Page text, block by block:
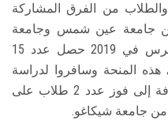
من الفرق المشاركة
بين جامعة عين شمس وجامعة
شيكاغو الأمريكية ومؤسسة ساويرس في 2019 حصل عدد 15
المنحة وسافروا لدراسة
عام كامل بجامعة شيكاغو، بالإضافة إلى فوز عدد 2 طلاب على
جامعة شيكاغو.